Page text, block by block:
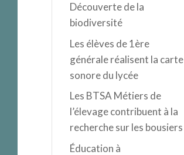
Découverte de la
biodiversité
Les élèves de 1ère
générale réalisent la carte
sonore du lycée
Les BTSA Métiers de
l’élevage contribuent à la
recherche sur les bousiers
Éducation à